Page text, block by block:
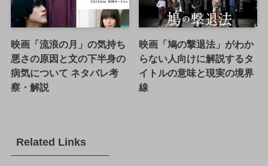
映画「流浪の月」の気持ち
悪さの原因と文の下半身の
病気について ネタバレ考
察・解説
映画「鳩の撃退法」がわか
らない人向けに解説するタ
イトルの意味と現実の境界
線
Related Links